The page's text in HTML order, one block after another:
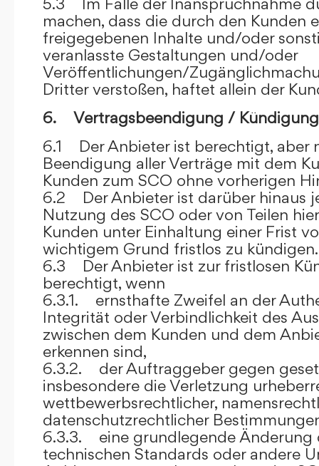
machen, dass die durch den Kunden
freigegebenen Inhalte und/oder
veranlasste Gestaltungen und/oder
Veröffentlichungen/
Dritter verstoßen, haftet allein der
6. Vertragsbeendigung / Kündigung
6.1 Der Anbieter ist berechtigt, aber
Beendigung aller Verträge mit dem
Kunden zum SCO ohne vorherigen
6.2 Der Anbieter ist darüber hinaus
Nutzung des SCO oder von Teilen
Kunden unter Einhaltung einer Frist
wichtigem Grund fristlos zu kündigen.
6.3 Der Anbieter ist zur fristlosen
berechtigt, wenn
6.3.1. ernsthafte Zweifel an der
Integrität oder Verbindlichkeit des
zwischen dem Kunden und dem
erkennen sind,
6.3.2. der Auftraggeber gegen
insbesondere die Verletzung
wettbewerbsrechtlicher,
datenschutzrechtlicher
6.3.3. eine grundlegende Änderung
technischen Standards oder andere